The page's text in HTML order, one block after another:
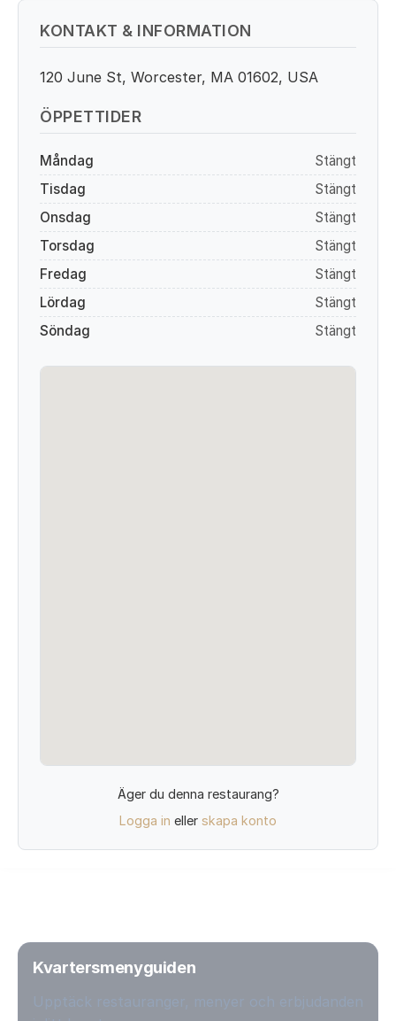
KONTAKT & INFORMATION
120 June St, Worcester, MA 01602, USA
ÖPPETTIDER
Måndag
Stängt
Tisdag
Stängt
Onsdag
Stängt
Torsdag
Stängt
Fredag
Stängt
Lördag
Stängt
Söndag
Stängt
Äger du denna restaurang?
Logga in eller skapa konto
Kvartersmenyguiden